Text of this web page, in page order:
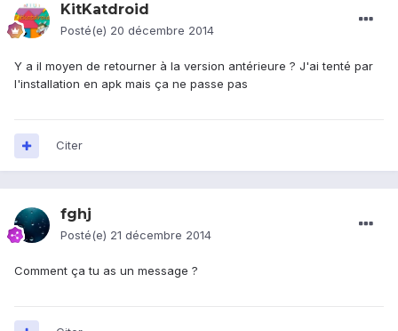
KitKatdroid
Posté(e) 20 décembre 2014
Y a il moyen de retourner à la version antérieure ? J'ai tenté par
l'installation en apk mais ça ne passe pas
Citer
fghj
Posté(e) 21 décembre 2014
Comment ça tu as un message ?